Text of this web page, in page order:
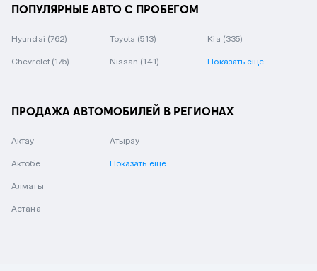
ПОПУЛЯРНЫЕ АВТО С ПРОБЕГОМ
Hyundai (762) Toyota (513) Kia (335)
Chevrolet (175) Nissan (141) Показать еще
ПРОДАЖА АВТОМОБИЛЕЙ В РЕГИОНАХ
Актау
Актобе
Алматы
Астана
Атырау
Показать еще